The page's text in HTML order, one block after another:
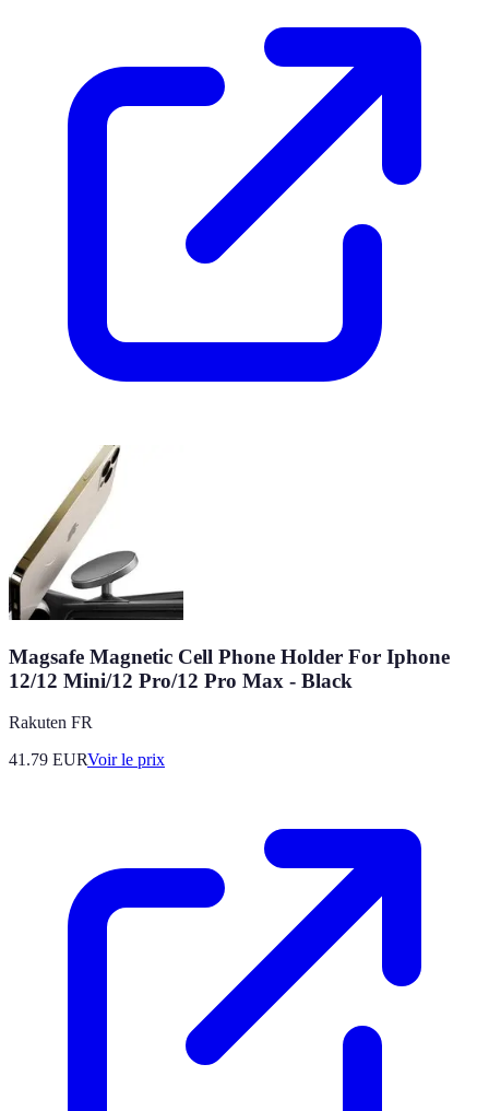
Magsafe Magnetic Cell Phone Holder For Iphone
12/12 Mini/12 Pro/12 Pro Max - Black
Rakuten FR
41.79 EURVoir le prix